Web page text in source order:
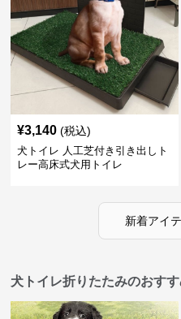
¥3,140 (税込)
犬トイレ 人工芝付き引き出しト
レー高床式犬用トイレ
新着アイ
犬トイレ折りたたみのおす